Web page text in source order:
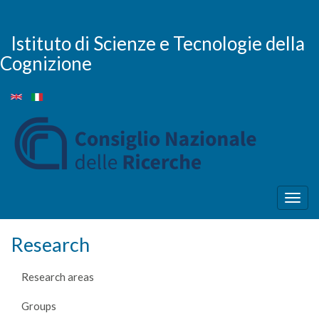
main
content
Istituto di Scienze e Tecnologie della
Cognizione
Research
Research areas
Groups